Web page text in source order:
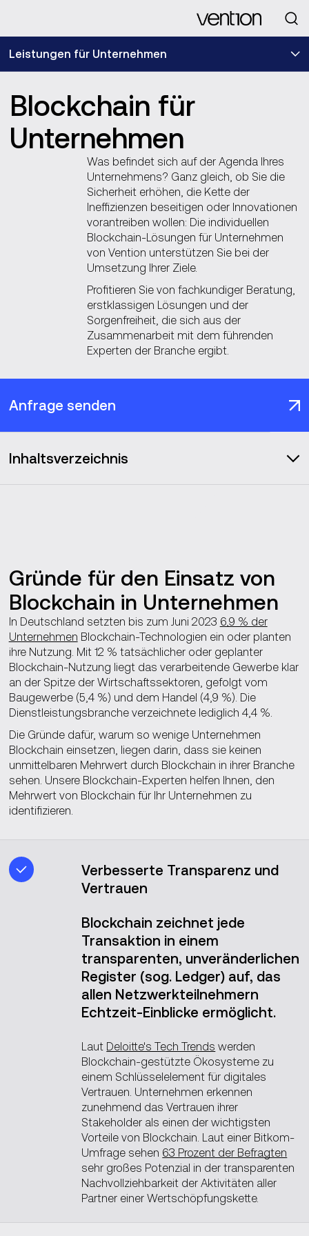
Leistungen für Unternehmen
Blockchain für
Unternehmen
Was befindet sich auf der Agenda Ihres
Unternehmens? Ganz gleich, ob Sie die
Sicherheit erhöhen, die Kette der
Ineffizienzen beseitigen oder Innovationen
vorantreiben wollen: Die individuellen
Blockchain-Lösungen für Unternehmen
von Vention unterstützen Sie bei der
Umsetzung Ihrer Ziele.
Profitieren Sie von fachkundiger Beratung,
erstklassigen Lösungen und der
Sorgenfreiheit, die sich aus der
Zusammenarbeit mit dem führenden
Experten der Branche ergibt.
Anfrage senden
Inhaltsverzeichnis
Vention in Zahlen
Anwendungsfälle
Public vs. Enterprise
Kundenbewertungen
Unsere Projekte
Blockchain-Tech-Stack
Gründe für den Einsatz von
Blockchain in Unternehmen
In Deutschland setzten bis zum Juni 2023 6,9 % der
Unternehmen Blockchain-Technologien ein oder planten
ihre Nutzung. Mit 12 % tatsächlicher oder geplanter
Blockchain-Nutzung liegt das verarbeitende Gewerbe klar
an der Spitze der Wirtschaftssektoren, gefolgt vom
Baugewerbe (5,4 %) und dem Handel (4,9 %). Die
Dienstleistungsbranche verzeichnete lediglich 4,4 %.
Die Gründe dafür, warum so wenige Unternehmen
Blockchain einsetzen, liegen darin, dass sie keinen
unmittelbaren Mehrwert durch Blockchain in ihrer Branche
sehen. Unsere Blockchain-Experten helfen Ihnen, den
Mehrwert von Blockchain für Ihr Unternehmen zu
identifizieren.
Verbesserte Transparenz und
Vertrauen
Blockchain zeichnet jede
Transaktion in einem
transparenten, unveränderlichen
Register (sog. Ledger) auf, das
allen Netzwerkteilnehmern
Echtzeit-Einblicke ermöglicht.
Laut Deloitte's Tech Trends werden
Blockchain-gestützte Ökosysteme zu
einem Schlüsselelement für digitales
Vertrauen. Unternehmen erkennen
zunehmend das Vertrauen ihrer
Stakeholder als einen der wichtigsten
Vorteile von Blockchain. Laut einer Bitkom-
Umfrage sehen 63 Prozent der Befragten
sehr großes Potenzial in der transparenten
Nachvollziehbarkeit der Aktivitäten aller
Partner einer Wertschöpfungskette.